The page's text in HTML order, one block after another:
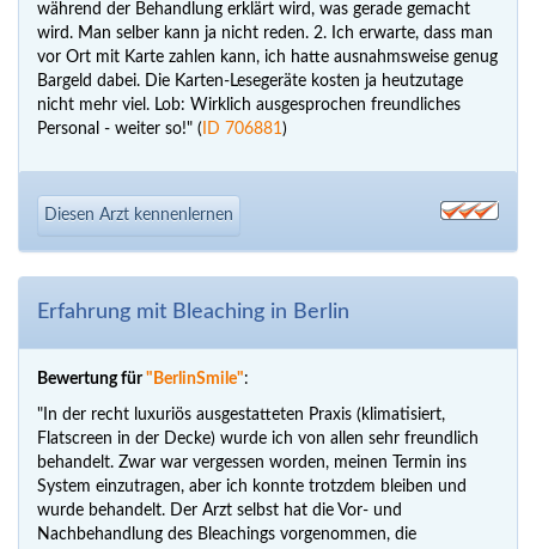
während der Behandlung erklärt wird, was gerade gemacht
wird. Man selber kann ja nicht reden. 2. Ich erwarte, dass man
vor Ort mit Karte zahlen kann, ich hatte ausnahmsweise genug
Bargeld dabei. Die Karten-Lesegeräte kosten ja heutzutage
nicht mehr viel. Lob: Wirklich ausgesprochen freundliches
Personal - weiter so!" ( ID 706881)
Diesen Arzt kennenlernen
Erfahrung mit Bleaching in Berlin
Bewertung für"BerlinSmile":
"In der recht luxuriös ausgestatteten Praxis (klimatisiert,
Flatscreen in der Decke) wurde ich von allen sehr freundlich
behandelt. Zwar war vergessen worden, meinen Termin ins
System einzutragen, aber ich konnte trotzdem bleiben und
wurde behandelt. Der Arzt selbst hat die Vor- und
Nachbehandlung des Bleachings vorgenommen, die